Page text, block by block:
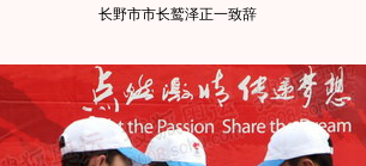
长野市市长鹫泽正一致辞